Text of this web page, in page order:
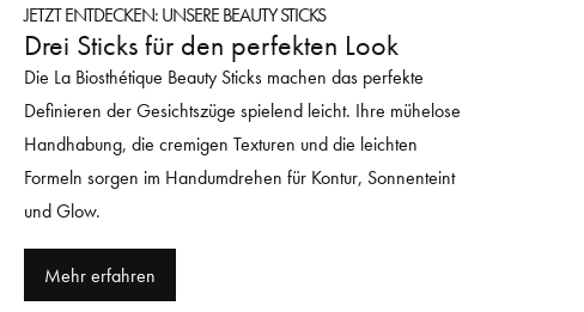
JETZT ENTDECKEN: UNSERE BEAUTY STICKS
Drei Sticks für den perfekten Look
Die La Biosthétique Beauty Sticks machen das perfekte
Definieren der Gesichtszüge spielend leicht. Ihre mühelose
Handhabung, die cremigen Texturen und die leichten
Formeln sorgen im Handumdrehen für Kontur, Sonnenteint
und Glow.
Mehr erfahren